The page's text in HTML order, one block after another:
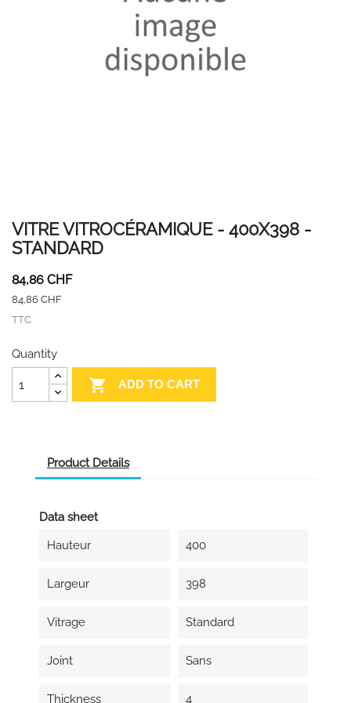
VITRE VITROCÉRAMIQUE - 400X398 -
STANDARD
84,86 CHF
84,86 CHF
TTC
Quantity
 ADD TO CART
Product Details
Data sheet
Hauteur
400
Largeur 398
Vitrage Standard
Joint Sans
Thickness 4